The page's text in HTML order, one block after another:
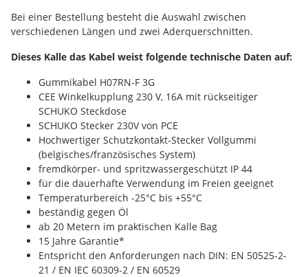
Bei einer Bestellung besteht die Auswahl zwischen
verschiedenen Längen und zwei Aderquerschnitten.
Dieses Kalle das Kabel weist folgende technische Daten auf:
Gummikabel H07RN-F 3G
CEE Winkelkupplung 230 V, 16A mit rückseitiger
SCHUKO Steckdose
SCHUKO Stecker 230V von PCE
Hochwertiger Schutzkontakt-Stecker Vollgummi
(belgisches/französisches System)
fremdkörper- und spritzwassergeschützt IP 44
für die dauerhafte Verwendung im Freien geeignet
Temperaturbereich -25°C bis +55°C
beständig gegen Öl
ab 20 Metern im praktischen Kalle Bag
15 Jahre Garantie*
Entspricht den Anforderungen nach DIN: EN 50525-2-
21 / EN IEC 60309-2 / EN 60529